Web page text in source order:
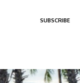
SUBSCRIBE